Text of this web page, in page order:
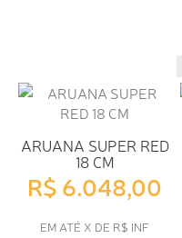
ARUANA SUPER RED
18 CM
R$ 6.048,00
EM ATÉ X DE R$ INF